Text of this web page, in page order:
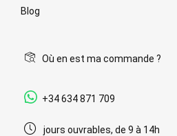
Blog
Où en est ma commande ?
+34 634 871 709
jours ouvrables, de 9 à 14h